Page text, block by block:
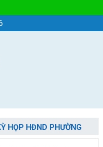
HỌP HĐND PHƯỜNG